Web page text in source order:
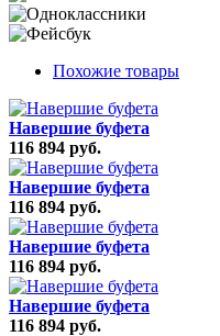
Похожие товары
Навершие буфета
116 894 руб.
Навершие буфета
116 894 руб.
Навершие буфета
116 894 руб.
Навершие буфета
116 894 руб.